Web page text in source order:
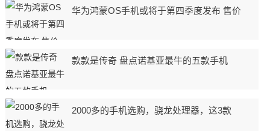
华为鸿蒙OS手机或将于第四季度发布 售价
款款是传奇 盘点诺基亚最牛的五款手机
2000多的手机选购，骁龙处理器，这3款